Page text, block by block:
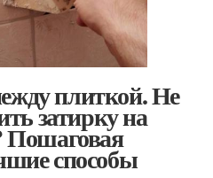
плиткой. Не
затирку на
Пошаговая
способы